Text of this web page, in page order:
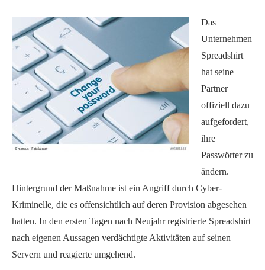
Das
Unternehmen
Spreadshirt
hat seine
Partner
offiziell dazu
aufgefordert,
ihre
Passwörter zu
ändern.
Hintergrund der Maßnahme ist ein Angriff durch Cyber-
Kriminelle, die es offensichtlich auf deren Provision abgesehen
hatten. In den ersten Tagen nach Neujahr registrierte Spreadshirt
nach eigenen Aussagen verdächtigte Aktivitäten auf seinen
Servern und reagierte umgehend.